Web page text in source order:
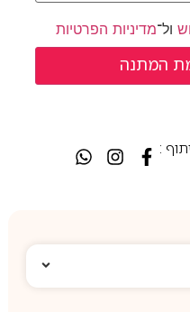
ול־מדיניות הפרטיות
: